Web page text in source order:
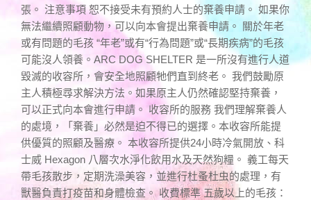
張。 注意事項 恕不接受未有預約人士的棄養申請。 如果你
無法繼續照顧動物，可以向本會提出棄養申請。 關於年老
或有問題的毛孩 “年老”或有“行為問題”或“長期疾病”的毛孩
可能沒人領養。ARC DOG SHELTER 是一所沒有進行人道
毀滅的收容所，會安全地照顧牠們直到終老。 我們鼓勵原
主人積極尋求解決方法。如果原主人仍然確認堅持棄養，
可以正式向本會進行申請。 收容所的服務 我們理解棄養人
的處境，「棄養」必然是迫不得已的選擇。本收容所能提
供優質的照顧及醫療。 本收容所提供24小時冷氣開放、科
士威 Hexagon 八層次水淨化飲用水及天然狗糧。 義工每天
帶毛孩散步，定期洗澡美容，並進行杜蚤杜虫的處理，有
獸醫負責打疫苗和身體檢查。 收費標準 五歲以上的毛孩：